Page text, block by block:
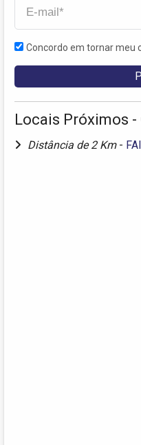
Concordo em tornar meu
Locais Próximos -
Distância de 2 Km -